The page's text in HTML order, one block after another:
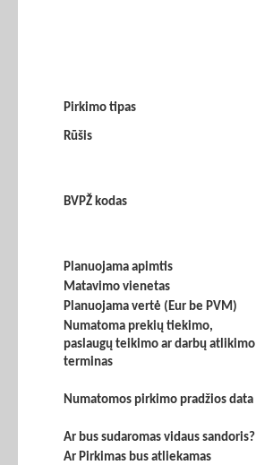
Pirkimo tipas
Rūšis
BVPŽ kodas
Planuojama apimtis
Matavimo vienetas
Planuojama vertė (Eur be PVM)
Numatoma prekių tiekimo,
paslaugų teikimo ar darbų atlikimo
terminas
Numatomos pirkimo pradžios data
Ar bus sudaromas vidaus sandoris?
Ar Pirkimas bus atliekamas